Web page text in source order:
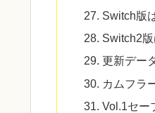
Switch版
Switch2
更新デー
カムフラ
Vol.1セー